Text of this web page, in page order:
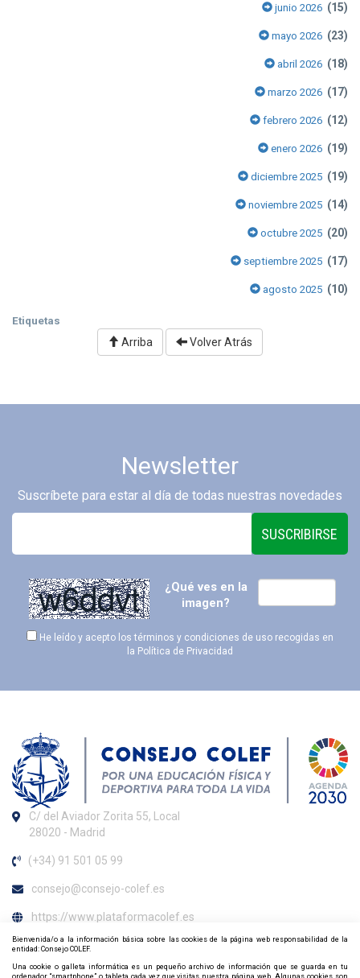
junio 2026 (15)
mayo 2026 (23)
abril 2026 (18)
marzo 2026 (17)
febrero 2026 (12)
enero 2026 (19)
diciembre 2025 (19)
noviembre 2025 (14)
octubre 2025 (20)
septiembre 2025 (17)
agosto 2025 (10)
Etiquetas
Arriba Volver Atrás
Newsletter
Suscríbete para estar al día de todas nuestras novedades
SUSCRIBIRSE
¿Qué ves en la
imagen?
He leído y acepto los términos y condiciones de uso recogidas en
la Política de Privacidad
C/ del Aviador Zorita 55, Local
28020 - Madrid
(+34) 91 501 05 99
consejo@consejo-colef.es
https://www.plataformacolef.es
Horario de atención al colegiado
Bienvenida/o a la información básica sobre las cookies de la página web responsabilidad de la
entidad: Consejo COLEF.
Una cookie o galleta informática es un pequeño archivo de información que se guarda en tu
ordenador, “smartphone” o tableta cada vez que visitas nuestra página web. Algunas cookies son